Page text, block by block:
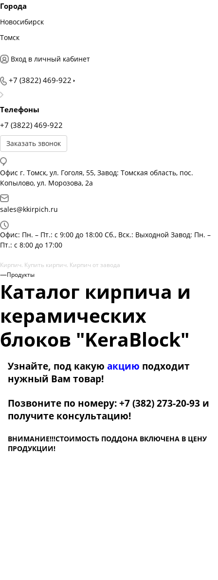
Города
Новосибирск
Томск
Вход в личный кабинет
+7 (3822) 469-922
Телефоны
+7 (3822) 469-922
Заказать звонок
Офис г. Томск, ул. Гоголя, 55, Завод: Томская область, пос.
Копылово, ул. Морозова, 2а
sales@kkirpich.ru
Офис: Пн. – Пт.: с 9:00 до 18:00 Сб., Вск.: Выходной Завод: Пн. –
Пт.: с 8:00 до 17:00
Кирпич. Купить кирпич. Кирпич от завода
—Продукты
Каталог кирпича и
керамических
блоков "KeraBlock"
Узнайте, под какую акцию подходит
нужный Вам товар!
Позвоните по номеру: +7 (382) 273-20-93 и
получите консультацию!
ВНИМАНИЕ!!!СТОИМОСТЬ ПОДДОНА ВКЛЮЧЕНА В ЦЕНУ
ПРОДУКЦИИ!